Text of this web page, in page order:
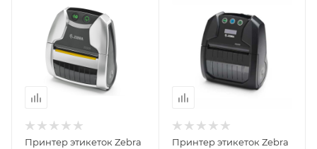
Принтер этикеток Zebra
Принтер этикеток Zebra